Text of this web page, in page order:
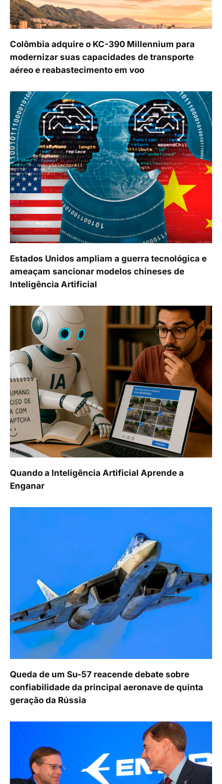
Colômbia adquire o KC-390 Millennium para
modernizar suas capacidades de transporte
aéreo e reabastecimento em voo
Estados Unidos ampliam a guerra tecnológica e
ameaçam sancionar modelos chineses de
Inteligência Artificial
Quando a Inteligência Artificial Aprende a
Enganar
Queda de um Su-57 reacende debate sobre
confiabilidade da principal aeronave de quinta
geração da Rússia